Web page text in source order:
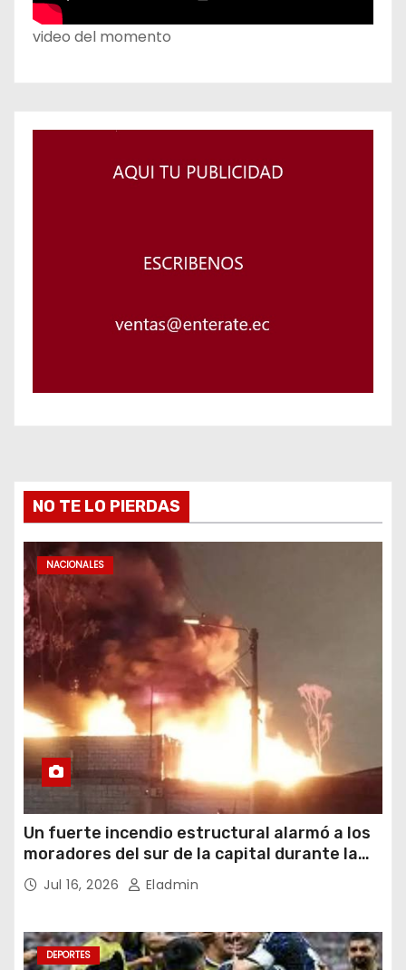
video del momento
NO TE LO PIERDAS
NACIONALES
Un fuerte incendio estructural alarmó a los
moradores del sur de la capital durante la
noche del miércoles 15 de julio de 2026
Jul 16, 2026 Eladmin
DEPORTES